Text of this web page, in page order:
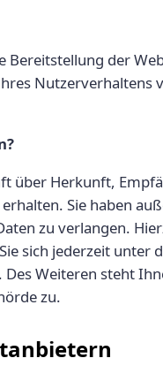
Bereitstellung der
Nutzerverhaltens
über Herkunft,
Sie haben
zu verlangen.
sich jederzeit unter
Weiteren steht
zu.